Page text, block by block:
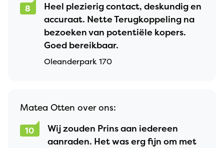
8
Heel plezierig contact, deskundig en
accuraat. Nette Terugkoppeling na
bezoeken van potentiële kopers.
Goed bereikbaar.
Oleanderpark 170
Matea Otten over ons:
10
Wij zouden Prins aan iedereen
aanraden. Het was erg fijn om met